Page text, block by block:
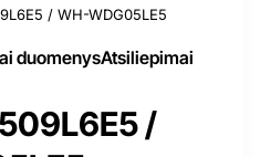
/ WH-WDG05LE5
duomenysAtsiliepimai
/